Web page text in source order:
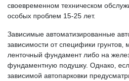
своевременном техническом
особых проблем 15-25 лет.
Зависимые автоматизированные
зависимости от специфики грунтов,
ленточный фундамент либо на
фундаментную подушку. Однако,
зависимой автопарковки